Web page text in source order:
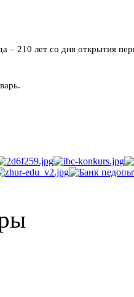
– 210 лет со дня открытия